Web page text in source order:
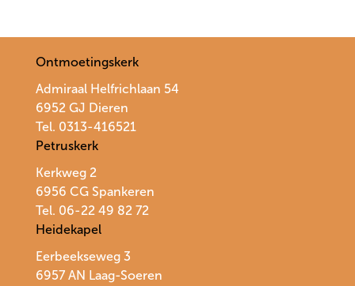
Ontmoetingskerk
Admiraal Helfrichlaan 54
6952 GJ Dieren
Tel. 0313-416521
Petruskerk
Kerkweg 2
6956 CG Spankeren
Tel. 06-22 49 82 72
Heidekapel
Eerbeekseweg 3
6957 AN Laag-Soeren